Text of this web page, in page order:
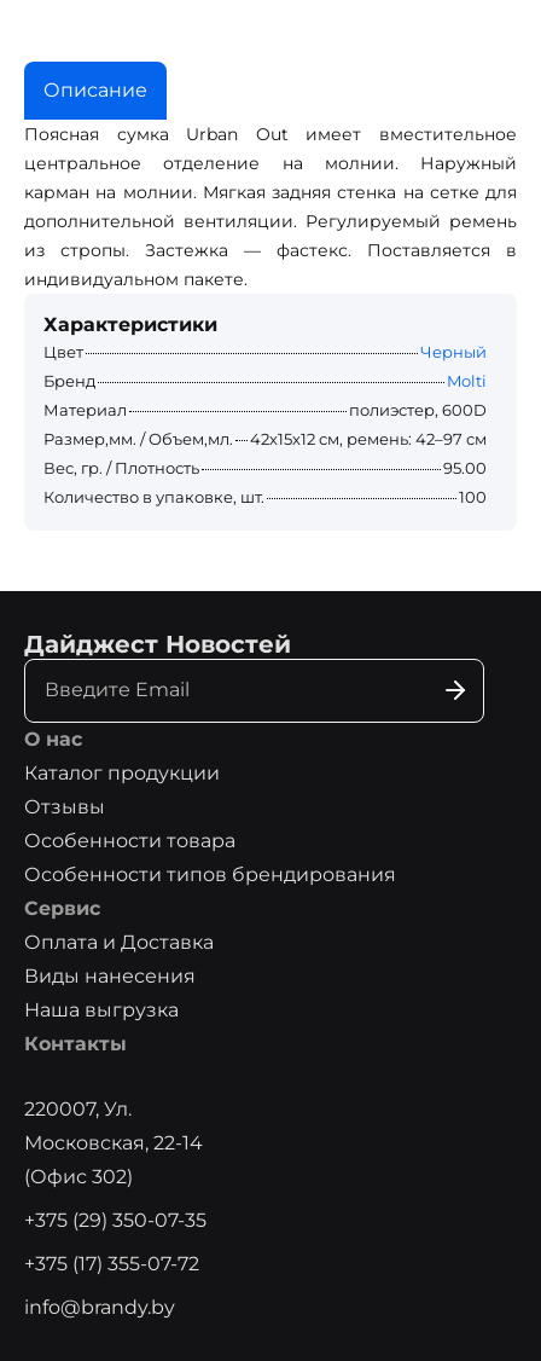
Описание
Поясная сумка Urban Out имеет вместительное
центральное отделение на молнии. Наружный
карман на молнии. Мягкая задняя стенка на сетке для
дополнительной вентиляции. Регулируемый ремень
из стропы. Застежка — фастекс. Поставляется в
индивидуальном пакете.
Характеристики
Цвет
Черный
Бренд
Molti
Материал
полиэстер, 600D
Размер,мм. / Объем,мл.
42х15х12 см, ремень: 42–97 см
Вес, гр. / Плотность
95.00
Количество в упаковке, шт.
100
Дайджест Новостей
О нас
Каталог продукции
Отзывы
Особенности товара
Особенности типов брендирования
Сервис
Оплата и Доставка
Виды нанесения
Наша выгрузка
Контакты
220007, Ул.
Московская, 22-14
(офис 302)
+375 (29) 350-07-35
+375 (17) 355-07-72
info@brandy.by